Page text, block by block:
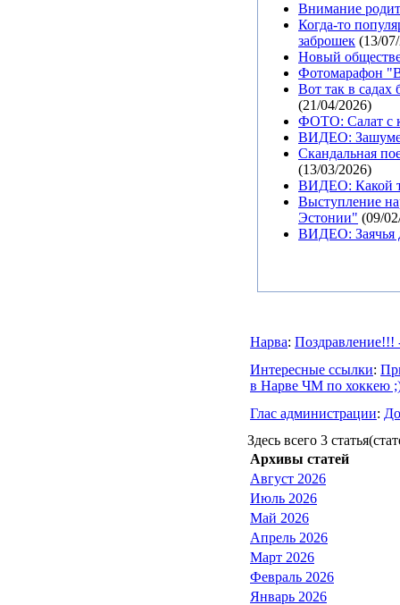
Внимание
Когда-то
заброшек (13/
Новый
Фотомарафон
Вот так в
(21/04/2026)
ФОТО: Салат с
ВИДЕО:
Скандальная
(13/03/2026)
ВИДЕО: Какой
Выступление
Эстонии" (09/
ВИДЕО: Заячья
Нарва: Поздравление!!!
Интересные ссылки:
в Нарве ЧМ по хоккею
Глас администрации:
Здесь всего 3
Архивы статей
Август 2026
Июль 2026
Май 2026
Апрель 2026
Март 2026
Февраль 2026
Январь 2026